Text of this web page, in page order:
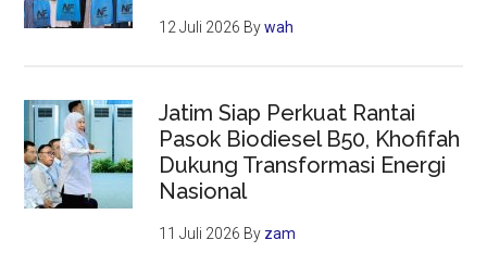
12 Juli 2026 Bywah
Jatim Siap Perkuat Rantai
Pasok Biodiesel B50, Khofifah
Dukung Transformasi Energi
Nasional
11 Juli 2026 By zam